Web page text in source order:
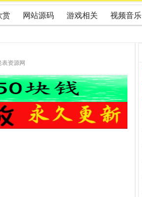
赏 网站源码 游戏相关 视频音乐
资源网